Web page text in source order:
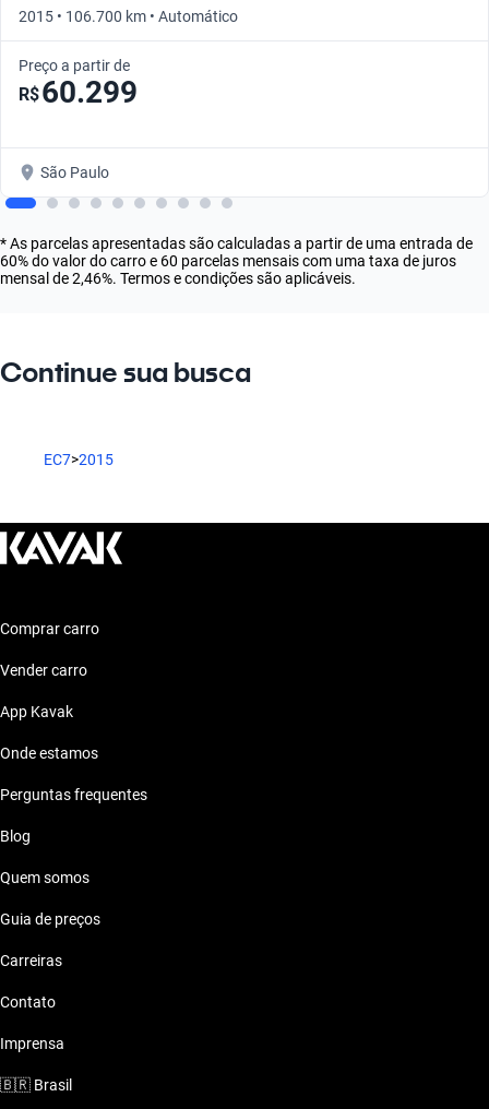
2015 • 106.700 km • Automático
Preço a partir de
R$60.299
São Paulo
* As parcelas apresentadas são calculadas a partir de uma entrada de
60% do valor do carro e 60 parcelas mensais com uma taxa de juros
mensal de 2,46%. Termos e condições são aplicáveis.
Continue sua busca
EC7>2015
Comprar carro
Vender carro
App Kavak
Onde estamos
Perguntas frequentes
Blog
Quem somos
Guia de preços
Carreiras
Contato
Imprensa
🇧🇷 Brasil